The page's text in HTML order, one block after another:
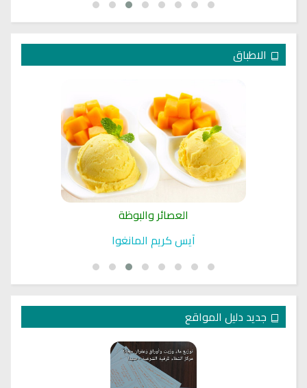
الاطباق
العصائر والبوظة
آيس كريم المانغوا
جديد دليل المواقع